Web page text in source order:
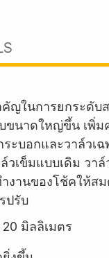
ญในการยกระดั
นาดใหญ่ขึ้น เพิ่ม
ะบอกและวาล์วเ
วเข็มแบบเดิม ว
ำงานของโช้คให้
ปรับ
มิลลิเมตร